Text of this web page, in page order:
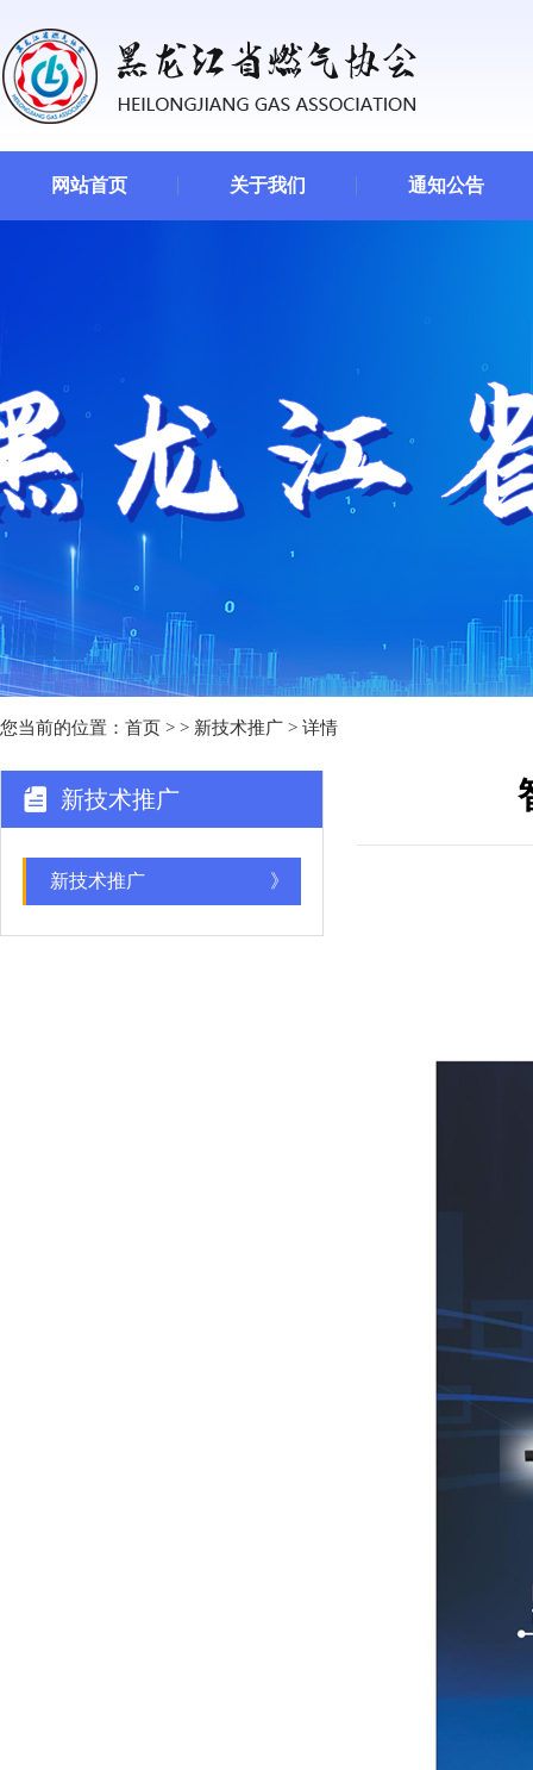
网站首页 关于我们 通知公告
您当前的位置： 首页 > > 新技术推广 > 详情
新技术推广
新技术推广 》